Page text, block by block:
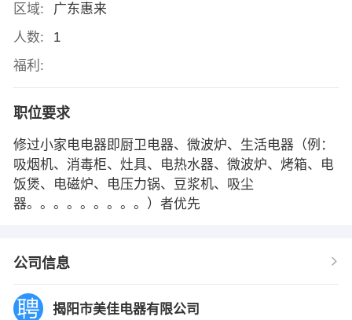
区域:
广东惠来
人数:
1
福利:
职位要求
修过小家电电器即厨卫电器、微波炉、生活电器（例：
吸烟机、消毒柜、灶具、电热水器、微波炉、烤箱、电
饭煲、电磁炉、电压力锅、豆浆机、吸尘
器。。。。。。。。。）者优先
公司信息
揭阳市美佳电器有限公司